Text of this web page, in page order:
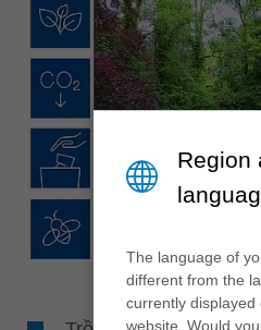
Region
The language of
different from the
currently displayed
website. Would